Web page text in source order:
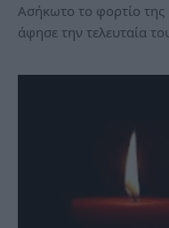
Ασήκωτο το φορτίο
άφησε την τελευταία